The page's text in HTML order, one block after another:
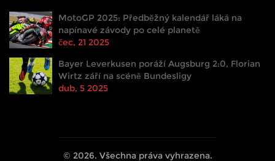
MotoGP 2025: Předběžný kalendář láká na
napínavé závody po celé planetě
čec, 21 2025
Bayer Leverkusen poráží Augsburg 2:0, Florian
Wirtz září na scéně Bundesligy
dub, 5 2025
© 2026. Všechna práva vyhrazena.